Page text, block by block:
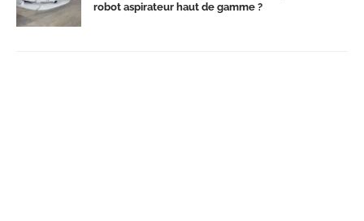
robot aspirateur haut de gamme ?